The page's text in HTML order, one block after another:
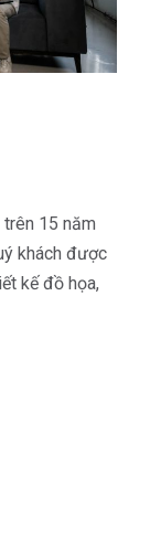
15 năm
khách được
kế đồ họa,